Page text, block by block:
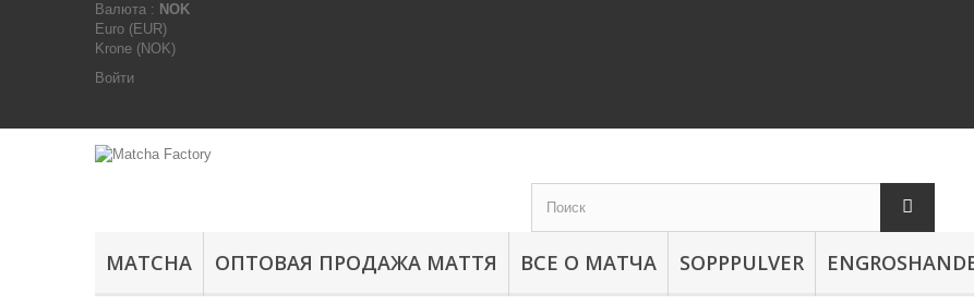
Валюта : NOK
Euro (EUR)
Krone (NOK)
Войти
MATCHA ОПТОВАЯ ПРОДАЖА МАТТЯ ВСЕ О МАТЧА SOPPPULVER